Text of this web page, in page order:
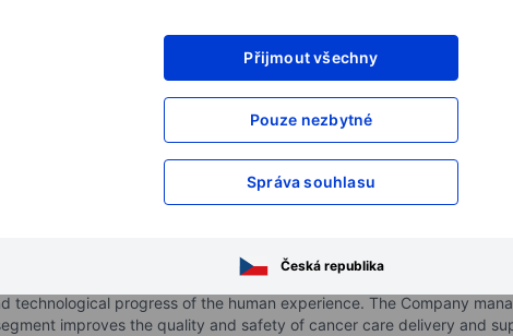
Přijmout všechny
Pouze nezbytné
Správa souhlasu
Česká republika
XXXXXXX
XXXXXXX
XXXXXXX
XXXXXXX
Otevřete si účeta získejte
Inc.
services, and software that allow customers to safely leverage
technological progress of the human experience. The Company
improves the quality and safety of cancer care delivery and